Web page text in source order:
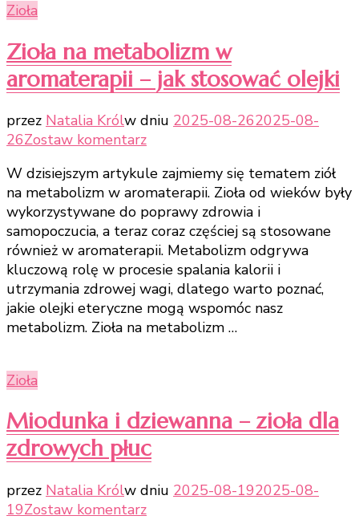
Zioła
Zioła na metabolizm w
aromaterapii – jak stosować olejki
przez Natalia Królw dniu 2025-08-262025-08-
26Zostaw komentarzdo
na
metabolizm
w
aromaterapii
–
jak
stosować
olejki
W dzisiejszym artykule zajmiemy się tematem ziół
na metabolizm w aromaterapii. Zioła od wieków były
wykorzystywane do poprawy zdrowia i
samopoczucia, a teraz coraz częściej są stosowane
również w aromaterapii. Metabolizm odgrywa
kluczową rolę w procesie spalania kalorii i
utrzymania zdrowej wagi, dlatego warto poznać,
jakie olejki eteryczne mogą wspomóc nasz
metabolizm. Zioła na metabolizm …
Zioła
Miodunka i dziewanna – zioła dla
zdrowych płuc
przez Natalia Królw dniu 2025-08-192025-08-
19Zostaw komentarzdo